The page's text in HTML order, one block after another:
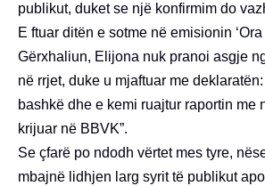
publikut, duket se një konfirmim do
E ftuar ditën e sotme në emisionin ‘Ora
Gërxhaliun, Elijona nuk pranoi asgje
në rrjet, duke u mjaftuar me
bashkë dhe e kemi ruajtur raportin me
krijuar në BBVK”.
Se çfarë po ndodh vërtet mes tyre,
mbajnë lidhjen larg syrit të publikut